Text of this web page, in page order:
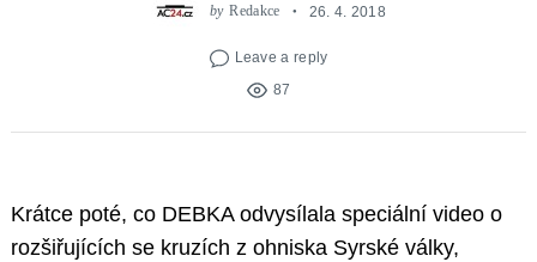
by Redakce 26. 4. 2018
Leave a reply
87
Krátce poté, co DEBKA odvysílala speciální video o
rozšiřujících se kruzích z ohniska Syrské války,